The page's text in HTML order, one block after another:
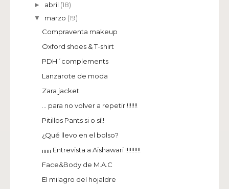
► abril (18)
▼ marzo (19)
Compraventa makeup
Oxford shoes & T-shirt
PDH´complements
Lanzarote de moda
Zara jacket
... para no volver a repetir !!!!!!!
Pitillos Pants si o sí!!
¿Qué llevo en el bolso?
¡¡¡¡¡¡ Entrevista a Aishawari !!!!!!!!!!
Face&Body de M.A.C
El milagro del hojaldre